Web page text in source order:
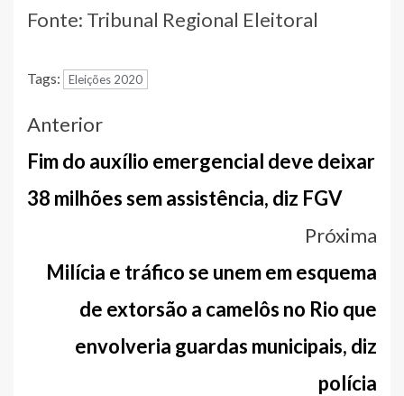
Fonte: Tribunal Regional Eleitoral
Tags: Eleições 2020
Navegação
entre
notícias
Anterior
Fim do auxílio emergencial deve deixar
38 milhões sem assistência, diz FGV
Próxima
Milícia e tráfico se unem em esquema
de extorsão a camelôs no Rio que
envolveria guardas municipais, diz
polícia